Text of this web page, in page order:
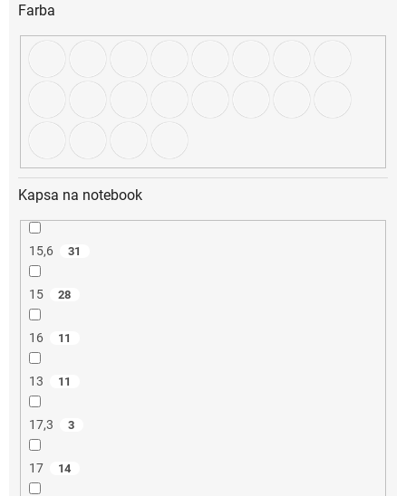
Farba
Kapsa na notebook
15,6 31
15 28
16 11
13 11
17,3 3
17 14